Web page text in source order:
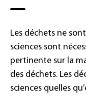
Les déchets ne
sciences sont
pertinente sur la
des déchets. Les
sciences quelles